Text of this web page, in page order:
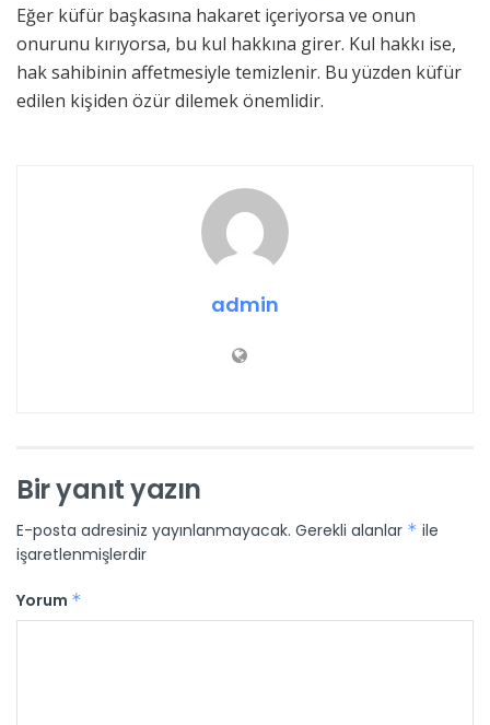
Eğer küfür başkasına hakaret içeriyorsa ve onun
onurunu kırıyorsa, bu kul hakkına girer. Kul hakkı ise,
hak sahibinin affetmesiyle temizlenir. Bu yüzden küfür
edilen kişiden özür dilemek önemlidir.
admin
Bir yanıt yazın
E-posta adresiniz yayınlanmayacak. Gerekli alanlar * ile
işaretlenmişlerdir
Yorum *